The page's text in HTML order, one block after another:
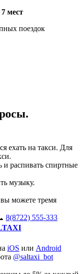
мест
поездок
ехать на такси. Для
и распивать спиртные
музыку.
можете тремя
8(8722) 555-333
iOS или Android
@saltaxi_bot